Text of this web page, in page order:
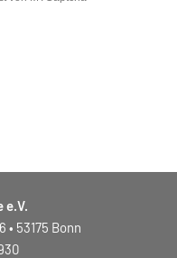
e.V.
53175 Bonn